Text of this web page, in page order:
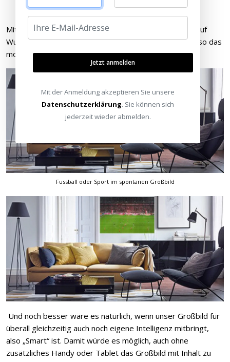
Auch hier: Potenzieller Raum für Großbilder…
Mit einem Gerät, das diese „brach liegenden“ Flächen auf
Wunsch mit einem bunten Bild füllen kann, hätten wir also das
mobile Großbild „auf Knopfdruck“ immer zur Hand!
Fussball oder Sport im spontanen Großbild
Und noch besser wäre es natürlich, wenn unser Großbild für
überall gleichzeitig auch noch eigene Intelligenz mitbringt,
also „Smart“ ist. Damit würde es möglich, auch ohne
zusätzliches Handy oder Tablet das Großbild mit Inhalt zu
Jetzt anmelden
Mit der Anmeldung akzeptieren Sie unsere
Datenschutzerklärung. Sie können sich
jederzeit wieder abmelden.